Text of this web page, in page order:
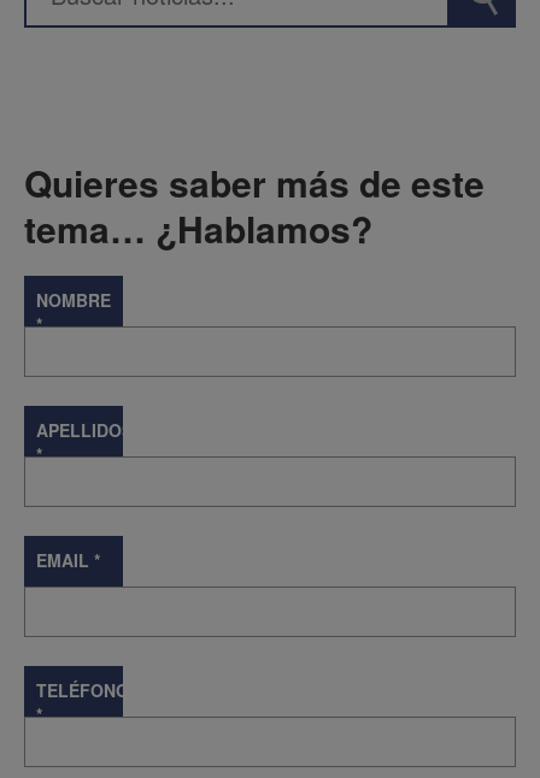
Quieres saber más de este
tema… ¿Hablamos?
NOMBRE
*
APELLIDOS
*
EMAIL *
TELÉFONO
*